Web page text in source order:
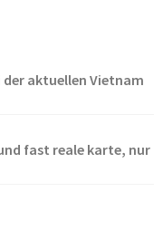
aktuellen Vietnam
fast reale karte, nur